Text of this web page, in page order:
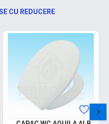
CU REDUCERE